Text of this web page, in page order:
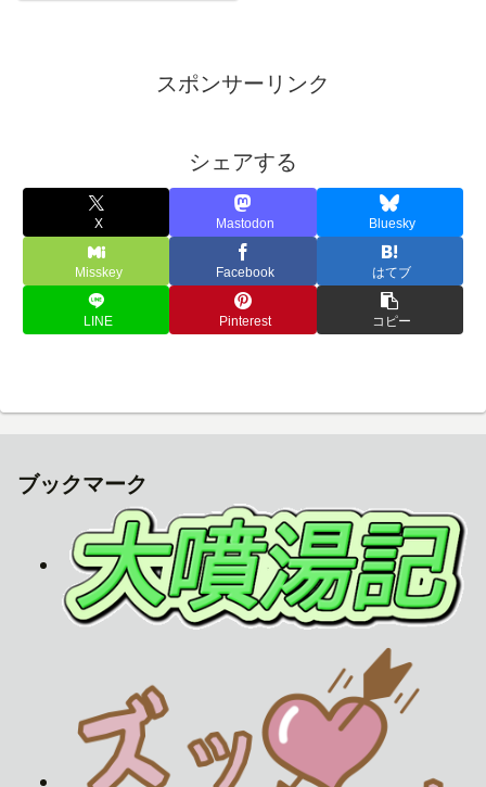
スポンサーリンク
シェアする
X Mastodon Bluesky
Misskey Facebook はてブ
LINE Pinterest コピー
ブックマーク